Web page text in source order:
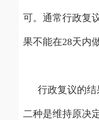
可。通常行政复
果不能在28天内
行政复议的结
二种是维持原决